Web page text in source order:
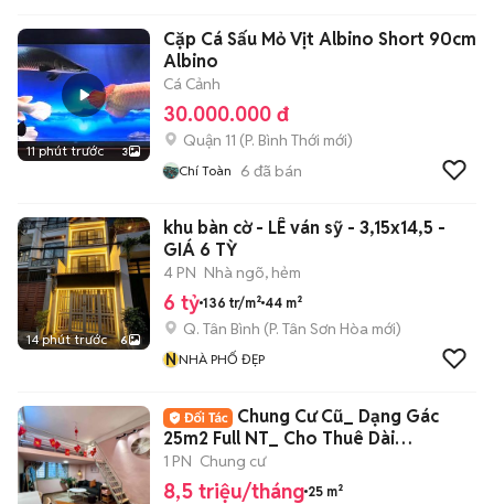
11 phút trước 3
Cặp Cá Sấu Mỏ Vịt Albino Short 90cm
Albino
Cá Cảnh
30.000.000 đ
Quận 11 (P. Bình Thới mới)
Chí Toàn 6 đã bán
14 phút trước 6
khu bàn cờ - LÊ ván sỹ - 3,15x14,5 -
GIÁ 6 TỲ
4 PN Nhà ngõ, hẻm
6 tỷ 136 tr/m² 44 m²
Q. Tân Bình (P. Tân Sơn Hòa mới)
NNHÀ PHỐ ĐẸP
Chung Cư Cũ_ Dạng Gác
25m2 Full NT_ Cho Thuê Dài
Hạn_Ngay Chợ BThanh
1 PN Chung cư
8,5 triệu/tháng 25 m²